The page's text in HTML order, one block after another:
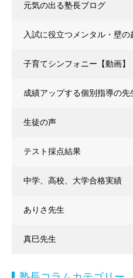
元気の出る塾長ブログ
入試に役立つメンタル・壁
子育てシンフォニー【動画】
成績アップする個別指導の先
生徒の声
テスト採点結果
中学、高校、大学合格実績
ありさ先生
真巳先生